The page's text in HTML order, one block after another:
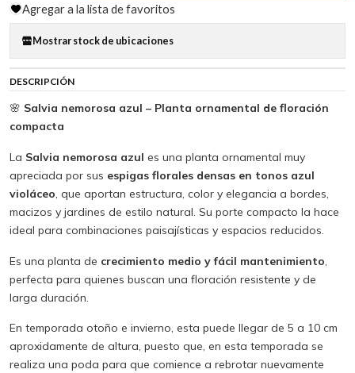
Agregar a la lista de favoritos
Mostrar stock de ubicaciones
DESCRIPCIÓN
🌸 Salvia nemorosa azul – Planta ornamental de floración
compacta
La Salvia nemorosa azul es una planta ornamental muy
apreciada por sus espigas florales densas en tonos azul
violáceo, que aportan estructura, color y elegancia a bordes,
macizos y jardines de estilo natural. Su porte compacto la hace
ideal para combinaciones paisajísticas y espacios reducidos.
Es una planta de crecimiento medio y fácil mantenimiento,
perfecta para quienes buscan una floración resistente y de
larga duración.
En temporada otoño e invierno, esta puede llegar de 5 a 10 cm
aproxidamente de altura, puesto que, en esta temporada se
realiza una poda para que comience a rebrotar nuevamente